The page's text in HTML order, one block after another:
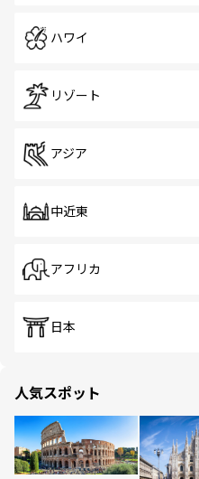
ハワイ
リゾート
アジア
中近東
アフリカ
日本
人気スポット